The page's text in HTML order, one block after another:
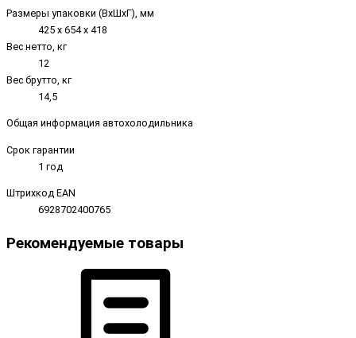
Размеры упаковки (ВxШxГ), мм
425 x 654 x 418
Вес нетто, кг
12
Вес брутто, кг
14,5
Общая информация автохолодильника
Срок гарантии
1 год
Штрихкод EAN
6928702400765
Рекомендуемые товары